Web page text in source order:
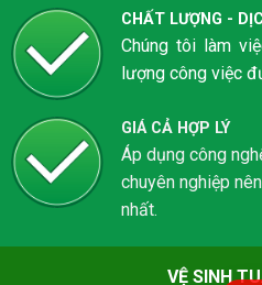
CHẤT LƯỢNG -
Chúng tôi làm
lượng công việc
GIÁ CẢ HỢP LÝ
Áp dụng công
chuyên nghiệp
nhất.
VỆ SINH